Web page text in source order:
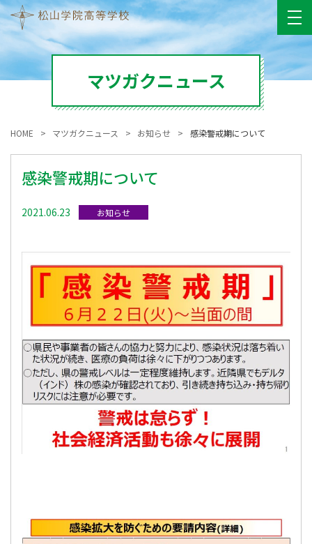
マツガクニュース
HOME マツガクニュース お知らせ 感染警戒期について
感染警戒期について
2021.06.23 お知らせ